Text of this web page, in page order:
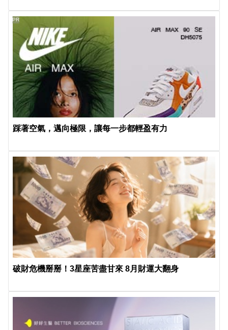
踩著空氣，邁向極限，讓每一步都輕盈有力
PR
破財危機掰掰！3星座苦盡甘來 8月財運大翻身